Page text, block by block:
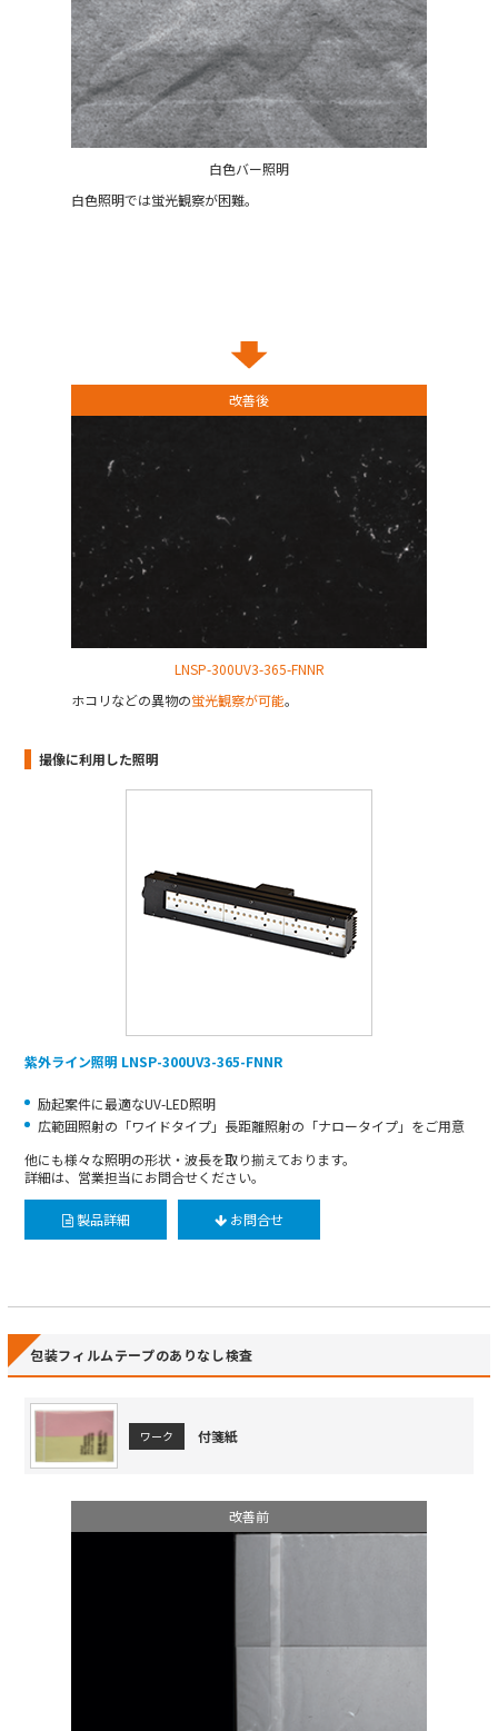
白色バー照明
白色照明では蛍光観察が困難。
改善後
LNSP-300UV3-365-FNNR
ホコリなどの異物の蛍光観察が可能。
撮像に利用した照明
紫外ライン照明 LNSP-300UV3-365-FNNR
励起案件に最適なUV-LED照明
広範囲照射の「ワイドタイプ」長距離照射の「ナロータイプ」をご用意
他にも様々な照明の形状・波長を取り揃えております。
詳細は、営業担当にお問合せください。
製品詳細 お問合せ
包装フィルムテープのありなし検査
ワーク 付箋紙
改善前